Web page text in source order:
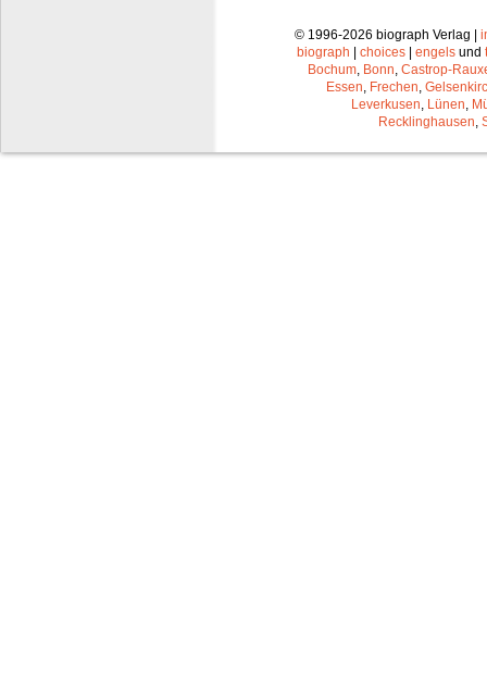
© 1996-2026 biograph Verlag |
biograph | choices | engels und
Bochum Bonn Castrop-
Essen Frechen
Leverkusen Lünen
Recklinghausen